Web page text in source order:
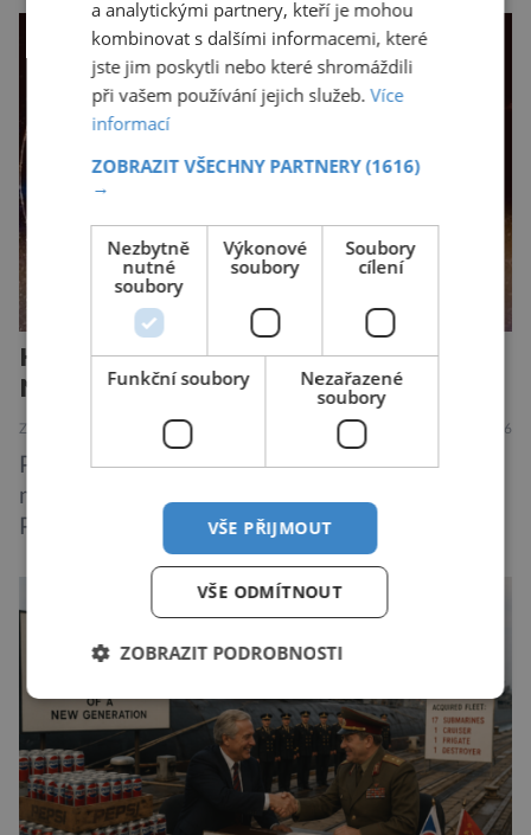
slávky. K příznakům otravy patří paralýza
dýchacích cest, dojít však může až k udušení.
Dosud proti tomuto jedu neexistovala
protilátka, nyní ji zřejmě vědci objevili, ovšem
její zdroj je […]
Harry Potter: The Exhibition.
Neplecha zahájena…
ZAJÍMAVOSTI 6.8.2026
Pražské Letňany se na půl roku proměnily v
malý kus kouzelnického světa. Výstava Harry
Potter™: The Exhibition přivezla do Česka
originální filmové kostýmy a rekvizity,
Bradavice, Hagridovu chýši i učebny, ve
kterých si můžete zkusit kouzla na vlastní kůži.
Nechte tedy mudlovské starosti přede dveřmi.
možná stále nepřišel, ale […]
a analytickými partnery, kteří je mohou
kombinovat s dalšími informacemi, které
jste jim poskytli nebo které shromáždili
při vašem používání jejich služeb.Více
informací
ZOBRAZIT VŠECHNY PARTNERY(1616)
→
Nezbytně
nutné
soubory
Výkonové
soubory
Soubory
cílení
Funkční soubory
Nezařazené
soubory
VŠE PŘIJMOUT
VŠE ODMÍTNOUT
ZOBRAZIT PODROBNOSTI